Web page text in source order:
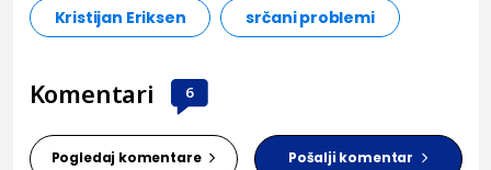
Kristijan Eriksen srčani problemi
Komentari 6
Pogledaj komentare Pošalji komentar